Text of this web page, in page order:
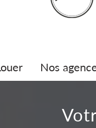
louer nos